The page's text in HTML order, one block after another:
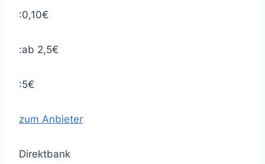
:0,10€
:ab 2,5€
:5€
zum Anbieter
Direktbank